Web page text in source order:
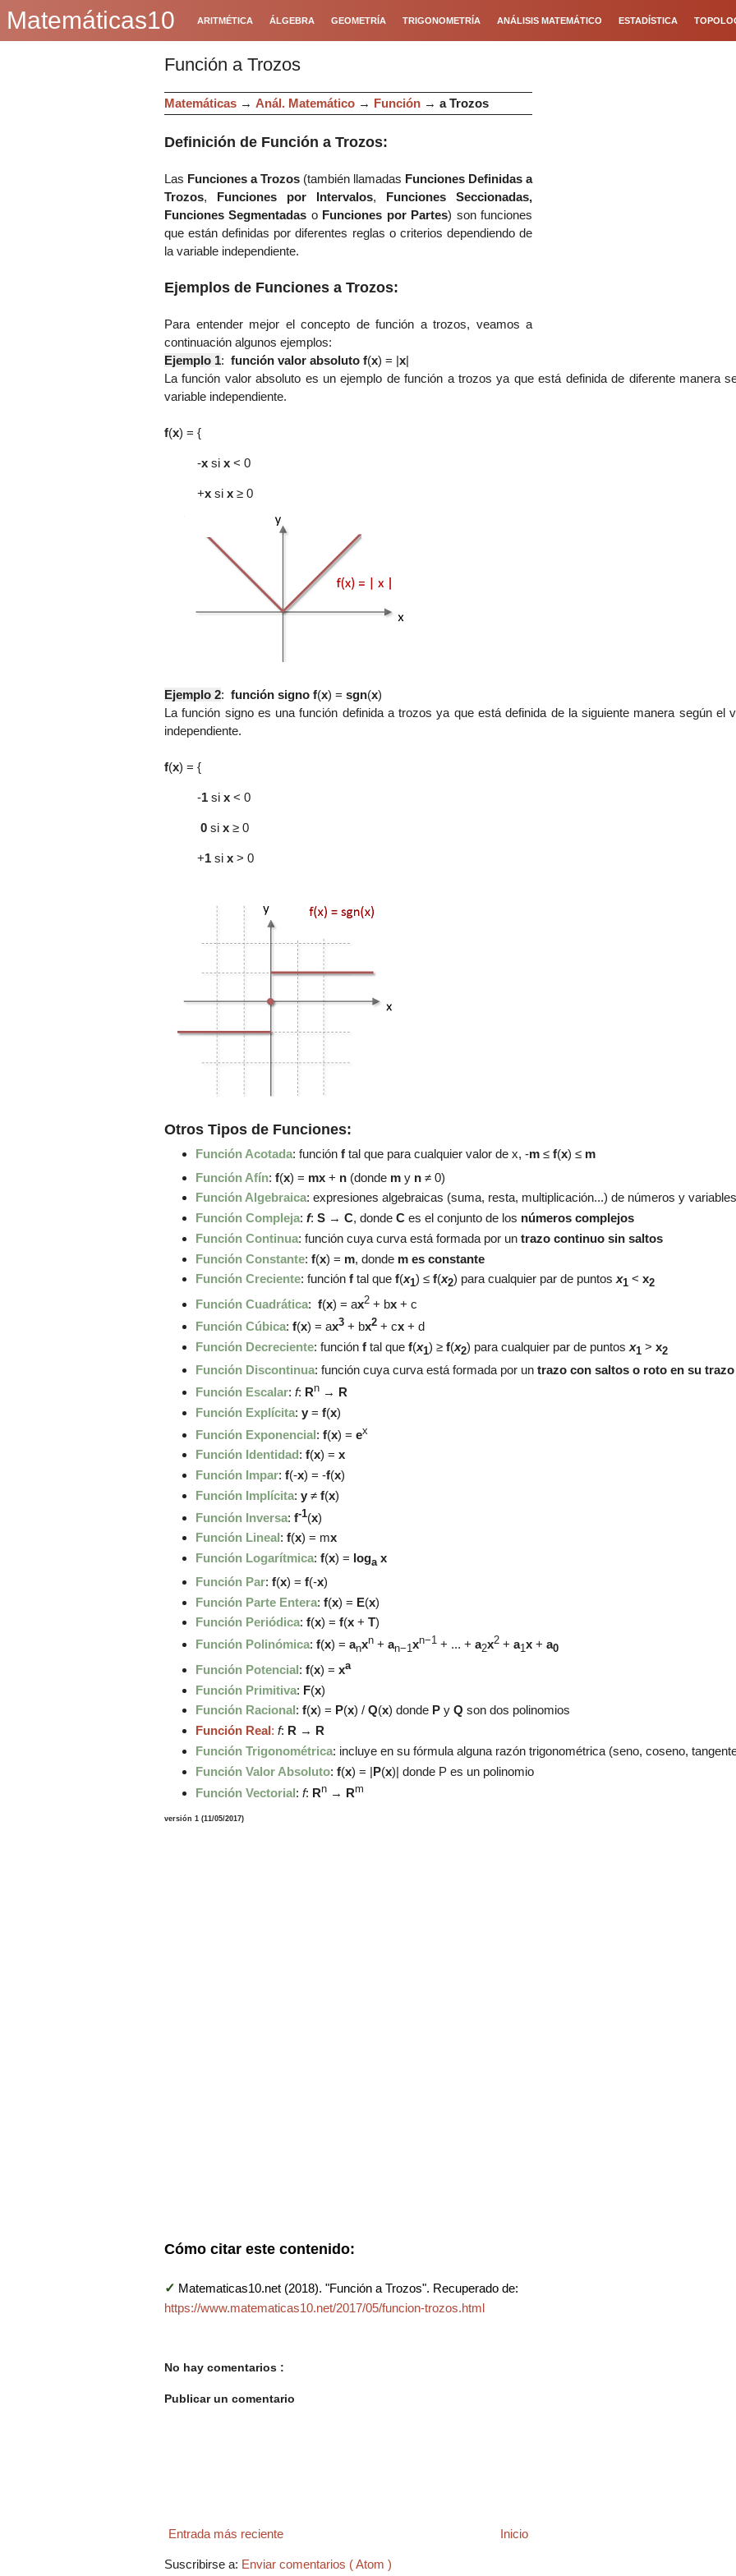
Matemáticas10 ARITMÉTICA ÁLGEBRA GEOMETRÍA TRIGONOMETRÍA ANÁLISIS MATEMÁTICO ESTADÍSTICA
Función a Trozos
Matemáticas → Anál. Matemático → Función → a Trozos
Definición de Función a Trozos:
Las Funciones a Trozos (también llamadas Funciones Definidas a
Trozos, Funciones por Intervalos, Funciones Seccionadas,
Funciones Segmentadas o Funciones por Partes) son funciones
que están definidas por diferentes reglas o criterios dependiendo de
la variable independiente.
Ejemplos de Funciones a Trozos:
Para entender mejor el concepto de función a trozos, veamos a
continuación algunos ejemplos:
Ejemplo 1: función valor absoluto f(x) = |x|
La función valor absoluto es un ejemplo de función a trozos ya que está definida de diferente manera
variable independiente.
f(x) = {
-x si x < 0
+x si x ≥ 0
Ejemplo 2: función signo f(x) = sgn(x)
La función signo es una función definida a trozos ya que está definida de la siguiente manera según el
independiente.
f(x) = {
-1 si x < 0
0 si x ≥ 0
+1 si x > 0
Otros Tipos de Funciones:
Función Acotada: función f tal que para cualquier valor de x, -m ≤ f(x) ≤ m
Función Afín: f(x) = mx + n (donde m y n ≠ 0)
Función Algebraica: expresiones algebraicas (suma, resta, multiplicación...) de números y variables
Función Compleja: f: S → C, donde C es el conjunto de los números complejos
Función Continua: función cuya curva está formada por un trazo continuo sin saltos
Función Constante: f(x) = m, donde m es constante
Función Creciente: función f tal que f(x1) ≤ f(x2) para cualquier par de puntos x1 < x2
Función Cuadrática: f(x) = ax2+ bx+ c
Función Cúbica: f(x) = ax3 + bx2 + cx + d
Función Decreciente: función f tal que f(x1) ≥ f(x2) para cualquier par de puntos x1 > x2
Función Discontinua: función cuya curva está formada por un trazo con saltos o roto en su trazo
Función Escalar: f: Rn→ R
Función Explícita: y = f(x)
Función Exponencial: f(x) = ex
Función Identidad: f(x) = x
Función Impar: f(-x) = -f(x)
Función Implícita: y ≠ f(x)
Función Inversa: f-1(x)
Función Lineal: f(x) = mx
Función Logarítmica: f(x) = loga x
Función Par: f(x) = f(-x)
Función Parte Entera: f(x) = E(x)
Función Periódica: f(x) = f(x+ T)
Función Polinómica: f(x) = anxn + an−1xn−1 + ... + a2x2+ a1x+ a0
Función Potencial: f(x) = xa
Función Primitiva: F(x)
Función Racional: f(x) = P(x) / Q(x) donde P y Q son dos polinomios
Función Real: f: R → R
Función Trigonométrica: incluye en su fórmula alguna razón trigonométrica (seno, coseno,
Función Valor Absoluto: f(x) = |P(x)| donde P es un polinomio
Función Vectorial: f: Rn→ Rm
versión 1 (11/05/2017)
Cómo citar este contenido:
✓ Matematicas10.net (2018). "Función a Trozos". Recuperado de:
https://www.matematicas10.net/2017/05/funcion-trozos.html
No hay comentarios :
Publicar un comentario
Entrada más reciente Inicio
Suscribirse a: Enviar comentarios ( Atom )